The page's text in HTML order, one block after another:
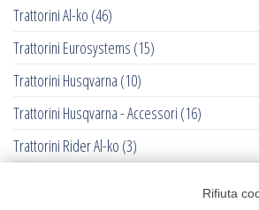
Trattorini Al-ko (46)
Trattorini Eurosystems (15)
Trattorini Husqvarna (10)
Trattorini Husqvarna - Accessori (16)
Trattorini Rider Al-ko (3)
Rifiuta